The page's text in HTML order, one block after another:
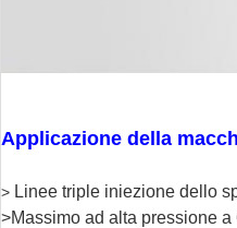
Applicazione della
> Linee triple iniezione dello
>Massimo ad alta pressione a